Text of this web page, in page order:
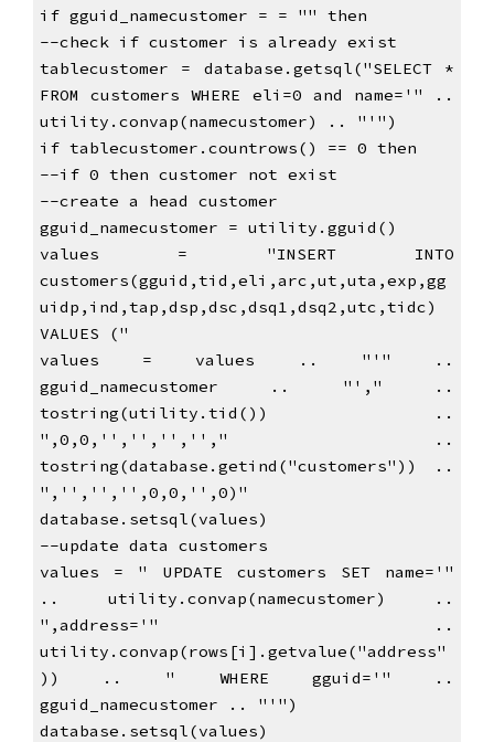
if gguid_namecustomer = = "" then
--check if customer is already exist
tablecustomer = database.getsql("SELECT *
FROM customers WHERE eli=0 and name='" ..
utility.convap(namecustomer) .. "'")
if tablecustomer.countrows() == 0 then
--if 0 then customer not exist
--create a head customer
gguid_namecustomer = utility.gguid()
values = "INSERT INTO
customers(gguid,tid,eli,arc,ut,uta,exp,gg
uidp,ind,tap,dsp,dsc,dsq1,dsq2,utc,tidc)
VALUES ("
values = values .. "'" ..
gguid_namecustomer .. "'," ..
tostring(utility.tid()) ..
",0,0,'','','',''," ..
tostring(database.getind("customers")) ..
",'','','',0,0,'',0)"
database.setsql(values)
--update data customers
values = " UPDATE customers SET name='"
.. utility.convap(namecustomer) ..
",address='" ..
utility.convap(rows[i].getvalue("address"
)) .. " WHERE gguid='" ..
gguid_namecustomer .. "'")
database.setsql(values)